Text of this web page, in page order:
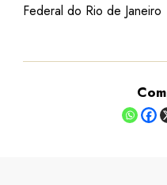
Federal do Rio de Janeiro